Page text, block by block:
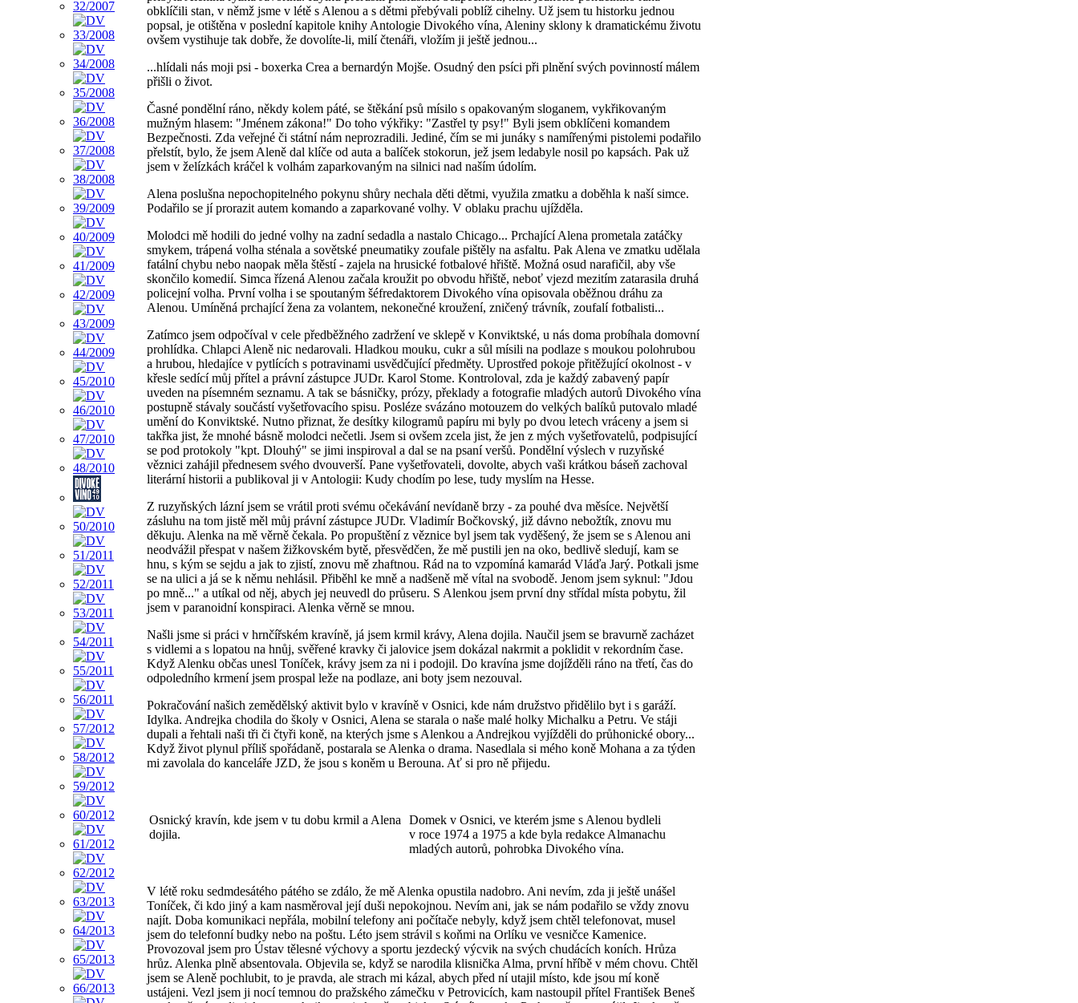
obklíčili stan, v němž jsme v létě s Alenou a s dětmi přebývali poblíž cihelny. Už jsem tu historku jednou
popsal, je otištěna v poslední kapitole knihy Antologie Divokého vína, Aleniny sklony k dramatickému životu
ovšem vystihuje tak dobře, že dovolíte-li, milí čtenáři, vložím ji ještě jednou...
...hlídali nás moji psi - boxerka Crea a bernardýn Mojše. Osudný den psíci při plnění svých povinností málem
přišli o život.
Časné pondělní ráno, někdy kolem páté, se štěkání psů mísilo s opakovaným sloganem, vykřikovaným
mužným hlasem: "Jménem zákona!" Do toho výkřiky: "Zastřel ty psy!" Byli jsem obklíčeni komandem
Bezpečnosti. Zda veřejné či státní nám neprozradili. Jediné, čím se mi junáky s namířenými pistolemi podařilo
přelstít, bylo, že jsem Aleně dal klíče od auta a balíček stokorun, jež jsem ledabyle nosil po kapsách. Pak už
jsem v želízkách kráčel k volhám zaparkovaným na silnici nad naším údolím.
Alena poslušna nepochopitelného pokynu shůry nechala děti dětmi, využila zmatku a doběhla k naší simce.
Podařilo se jí prorazit autem komando a zaparkované volhy. V oblaku prachu ujížděla.
Molodci mě hodili do jedné volhy na zadní sedadla a nastalo Chicago... Prchající Alena prometala zatáčky
smykem, trápená volha sténala a sovětské pneumatiky zoufale pištěly na asfaltu. Pak Alena ve zmatku udělala
fatální chybu nebo naopak měla štěstí - zajela na hrusické fotbalové hřiště. Možná osud narafičil, aby vše
skončilo komedií. Simca řízená Alenou začala kroužit po obvodu hřiště, neboť vjezd mezitím zatarasila druhá
policejní volha. První volha i se spoutaným šéfredaktorem Divokého vína opisovala oběžnou dráhu za
Alenou. Umíněná prchající žena za volantem, nekonečné kroužení, zničený trávník, zoufalí fotbalisti...
Zatímco jsem odpočíval v cele předběžného zadržení ve sklepě v Konviktské, u nás doma probíhala domovní
prohlídka. Chlapci Aleně nic nedarovali. Hladkou mouku, cukr a sůl mísili na podlaze s moukou polohrubou
a hrubou, hledajíce v pytlících s potravinami usvědčující předměty. Uprostřed pokoje přitěžující okolnost - v
křesle sedící můj přítel a právní zástupce JUDr. Karol Stome. Kontroloval, zda je každý zabavený papír
uveden na písemném seznamu. A tak se básničky, prózy, překlady a fotografie mladých autorů Divokého vína
postupně stávaly součástí vyšetřovacího spisu. Posléze svázáno motouzem do velkých balíků putovalo mladé
umění do Konviktské. Nutno přiznat, že desítky kilogramů papíru mi byly po dvou letech vráceny a jsem si
takřka jist, že mnohé básně molodci nečetli. Jsem si ovšem zcela jist, že jen z mých vyšetřovatelů, podpisující
se pod protokoly "kpt. Dlouhý" se jimi inspiroval a dal se na psaní veršů. Pondělní výslech v ruzyňské
věznici zahájil přednesem svého dvouverší. Pane vyšetřovateli, dovolte, abych vaši krátkou báseň zachoval
literární historii a publikoval ji v Antologii: Kudy chodím po lese, tudy myslím na Hesse.
Z ruzyňských lázní jsem se vrátil proti svému očekávání nevídaně brzy - za pouhé dva měsíce. Největší
zásluhu na tom jistě měl můj právní zástupce JUDr. Vladimír Bočkovský, již dávno nebožtík, znovu mu
děkuju. Alenka na mě věrně čekala. Po propuštění z věznice byl jsem tak vyděšený, že jsem se s Alenou ani
neodvážil přespat v našem žižkovském bytě, přesvědčen, že mě pustili jen na oko, bedlivě sledují, kam se
hnu, s kým se sejdu a jak to zjistí, znovu mě zhaftnou. Rád na to vzpomíná kamarád Vláďa Jarý. Potkali jsme
se na ulici a já se k němu nehlásil. Přiběhl ke mně a nadšeně mě vítal na svobodě. Jenom jsem syknul: "Jdou
po mně..." a utíkal od něj, abych jej neuvedl do průseru. S Alenkou jsem první dny střídal místa pobytu, žil
jsem v paranoidní konspiraci. Alenka věrně se mnou.
Našli jsme si práci v hrnčířském kravíně, já jsem krmil krávy, Alena dojila. Naučil jsem se bravurně zacházet
s vidlemi a s lopatou na hnůj, svěřené kravky či jalovice jsem dokázal nakrmit a poklidit v rekordním čase.
Když Alenku občas unesl Toníček, krávy jsem za ni i podojil. Do kravína jsme dojížděli ráno na třetí, čas do
odpoledního krmení jsem prospal leže na podlaze, ani boty jsem nezouval.
Pokračování našich zemědělský aktivit bylo v kravíně v Osnici, kde nám družstvo přidělilo byt i s garáží.
Idylka. Andrejka chodila do školy v Osnici, Alena se starala o naše malé holky Michalku a Petru. Ve stáji
dupali a řehtali naši tři či čtyři koně, na kterých jsme s Alenkou a Andrejkou vyjížděli do průhonické obory...
Když život plynul příliš spořádaně, postarala se Alenka o drama. Nasedlala si mého koně Mohana a za týden
mi zavolala do kanceláře JZD, že jsou s koněm u Berouna. Ať si pro ně přijedu.
Osnický kravín, kde jsem v tu dobu krmil a Alena
dojila.
Domek v Osnici, ve kterém jsme s Alenou bydleli
v roce 1974 a 1975 a kde byla redakce Almanachu
mladých autorů, pohrobka Divokého vína.
V létě roku sedmdesátého pátého se zdálo, že mě Alenka opustila nadobro. Ani nevím, zda ji ještě unášel
Toníček, či kdo jiný a kam nasměroval její duši nepokojnou. Nevím ani, jak se nám podařilo se vždy znovu
najít. Doba komunikaci nepřála, mobilní telefony ani počítače nebyly, když jsem chtěl telefonovat, musel
jsem do telefonní budky nebo na poštu. Léto jsem strávil s koňmi na Orlíku ve vesničce Kamenice.
Provozoval jsem pro Ústav tělesné výchovy a sportu jezdecký výcvik na svých chudácích koních. Hrůza
hrůz. Alenka plně absentovala. Objevila se, když se narodila klisnička Alma, první hříbě v mém chovu. Chtěl
jsem se Aleně pochlubit, to je pravda, ale strach mi kázal, abych před ní utajil místo, kde jsou mí koně
ustájeni. Vezl jsem ji nocí temnou do pražského zámečku v Petrovicích, kam nastoupil přítel František Beneš